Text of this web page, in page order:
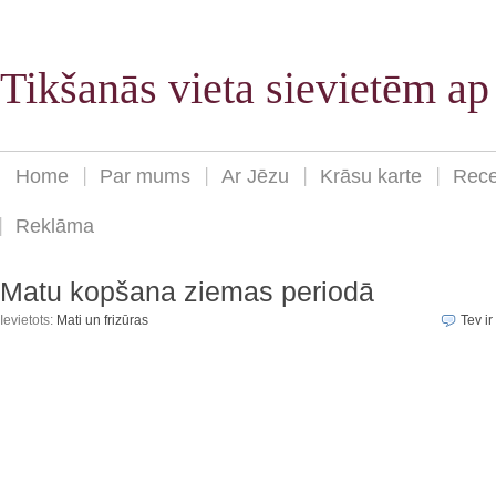
Tikšanās vieta sievietēm
Home Par mums Ar Jēzu Krāsu karte
Reklāma
Matu kopšana ziemas periodā
Ievietots: Mati un frizūras Tev ir